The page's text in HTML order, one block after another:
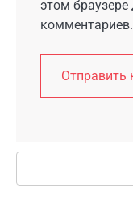
этом
комментариев.